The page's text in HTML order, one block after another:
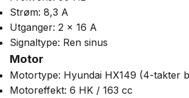
Strøm: 8,3 A
Utganger: 2 x 16 A
Signaltype: Ren sinus
Motor
Motortype: Hyundai HX149 (4-takter
Motoreffekt: 6 HK / 163 cc